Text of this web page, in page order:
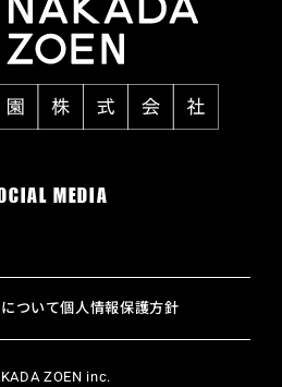
MEDIA
ついて個人情報保護方針
ZOEN inc.